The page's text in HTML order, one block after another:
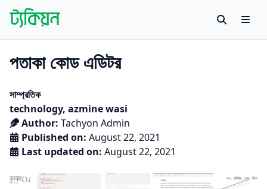
Skip to content
Tachyon
বাংলায় বিজ্ঞান গবেষণায় প্রথম উন্মুক্ত প্ল্যাটফর্ম
পতাকা কোড এডিটর
Posted in
সাম্প্রতিক
Tags:
technology, azmine wasi
Author: Tachyon Admin
Published on: August 22, 2021
Last updated on: August 22, 2021